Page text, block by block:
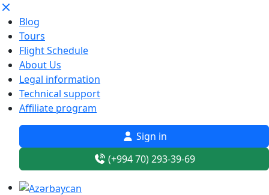
Blog
Tours
Flight Schedule
About Us
Legal information
Technical support
Affiliate program
Sign in
(+994 70) 293-39-69